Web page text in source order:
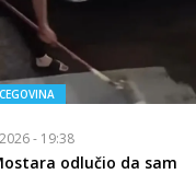
- 19:38
odlučio da sam